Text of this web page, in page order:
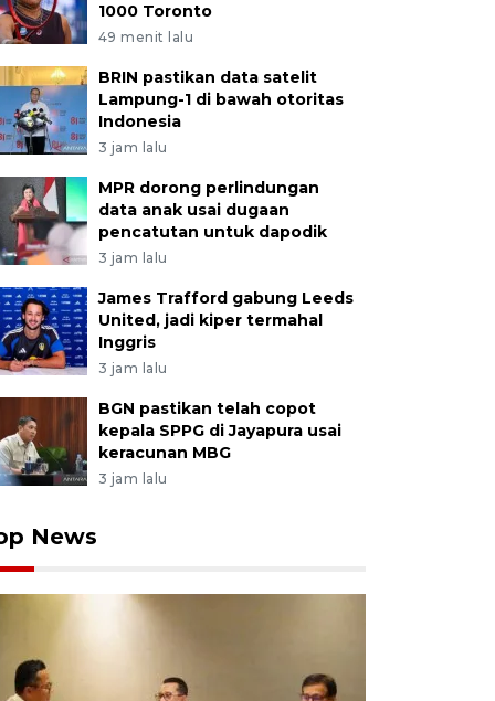
1000 Toronto
49 menit lalu
BRIN pastikan data satelit
Lampung-1 di bawah otoritas
Indonesia
3 jam lalu
MPR dorong perlindungan
data anak usai dugaan
pencatutan untuk dapodik
3 jam lalu
James Trafford gabung Leeds
United, jadi kiper termahal
Inggris
3 jam lalu
BGN pastikan telah copot
kepala SPPG di Jayapura usai
keracunan MBG
3 jam lalu
News